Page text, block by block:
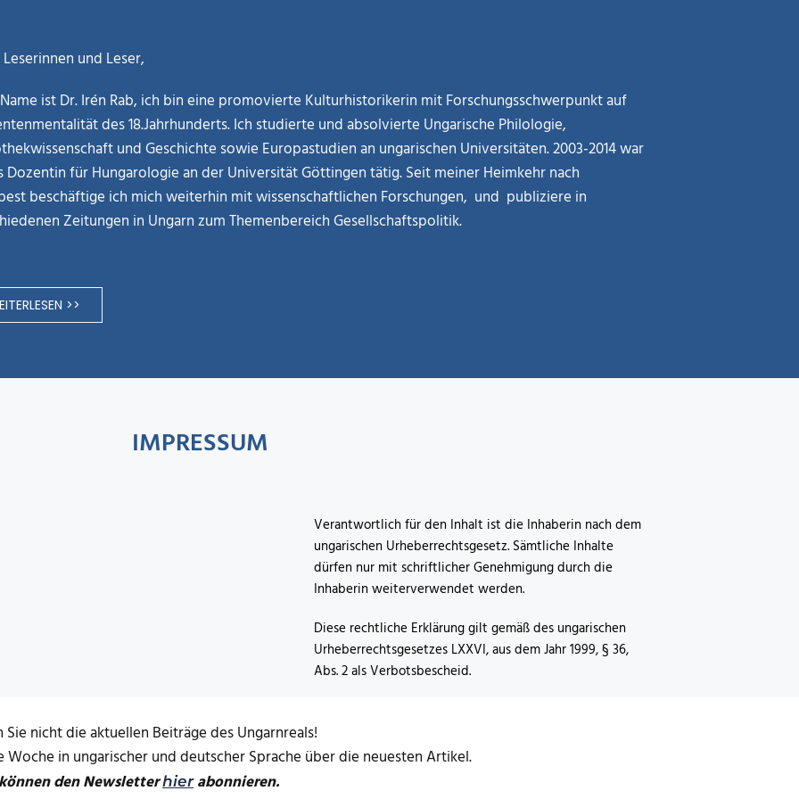
und Leser,
ist Dr. Irén Rab, ich bin eine promovierte Kulturhistorikerin mit Forschungsschwerpunkt auf
des 18.Jahrhunderts. Ich studierte und absolvierte Ungarische Philologie,
und Geschichte sowie Europastudien an ungarischen Universitäten. 2003-2014 war
Dozentin für Hungarologie an der Universität Göttingen tätig. Seit meiner Heimkehr nach
beschäftige ich mich weiterhin mit wissenschaftlichen Forschungen, und publiziere in
Zeitungen in Ungarn zum Themenbereich Gesellschaftspolitik.
>>
IMPRESSUM
Verantwortlich für den Inhalt ist die Inhaberin nach dem
ungarischen Urheberrechtsgesetz. Sämtliche Inhalte
dürfen nur mit schriftlicher Genehmigung durch die
Inhaberin weiterverwendet werden.
Diese rechtliche Erklärung gilt gemäß des ungarischen
Urheberrechtsgesetzes LXXVI, aus dem Jahr 1999, § 36,
Abs. 2 als Verbotsbescheid.
Sie nicht die aktuellen Beiträge des Ungarnreals!
in ungarischer und deutscher Sprache über die neuesten Artikel.
den Newsletterhierabonnieren.